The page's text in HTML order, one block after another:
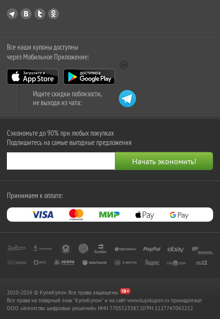
Все наши купоны доступны
через Мобильное Приложение:
Ищите скидки поблизости,
не выходя из чата:
Сэкономьте до 90% при любых покупках
Подпишитесь на самые выгодные предложения
Принимаем к оплате:
2010-2026 © КупиКупон. Все права защищены.
Все права на товарный знак "КупиКупон" и на сайт www.kupikupon.ru принадлежат
OOO «Агентство цифровых решений» ИНН 7705523387, ОГРН 1127747063212